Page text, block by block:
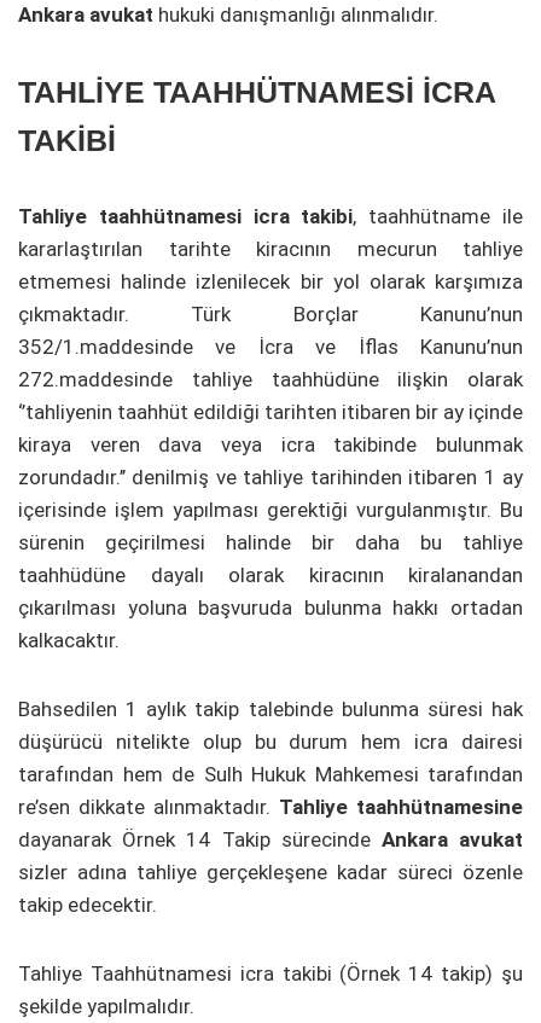
Ankara avukat hukuki danışmanlığı alınmalıdır.
TAHLİYE TAAHHÜTNAMESİ İCRA
TAKİBİ
Tahliye taahhütnamesi icra takibi, taahhütname ile
kararlaştırılan tarihte kiracının mecurun tahliye
etmemesi halinde izlenilecek bir yol olarak karşımıza
çıkmaktadır. Türk Borçlar Kanunu’nun
352/1.maddesinde ve İcra ve İflas Kanunu’nun
272.maddesinde tahliye taahhüdüne ilişkin olarak
‘’tahliyenin taahhüt edildiği tarihten itibaren bir ay içinde
kiraya veren dava veya icra takibinde bulunmak
zorundadır.’’ denilmiş ve tahliye tarihinden itibaren 1 ay
içerisinde işlem yapılması gerektiği vurgulanmıştır. Bu
sürenin geçirilmesi halinde bir daha bu tahliye
taahhüdüne dayalı olarak kiracının kiralanandan
çıkarılması yoluna başvuruda bulunma hakkı ortadan
kalkacaktır.
Bahsedilen 1 aylık takip talebinde bulunma süresi hak
düşürücü nitelikte olup bu durum hem icra dairesi
tarafından hem de Sulh Hukuk Mahkemesi tarafından
re’sen dikkate alınmaktadır. Tahliye taahhütnamesine
dayanarak Örnek 14 Takip sürecinde Ankara avukat
sizler adına tahliye gerçekleşene kadar süreci özenle
takip edecektir.
Tahliye Taahhütnamesi icra takibi (Örnek 14 takip) şu
şekilde yapılmalıdır.